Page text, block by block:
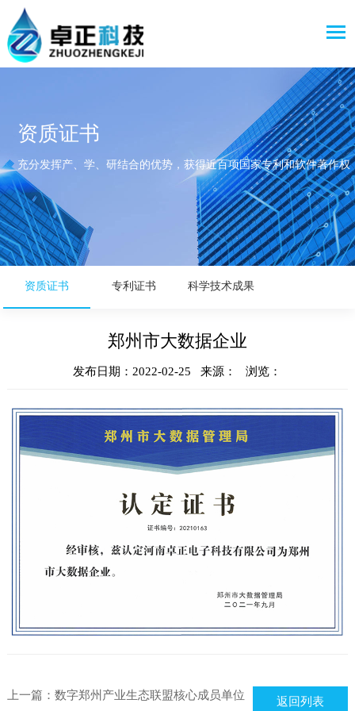
资质证书
充分发挥产、学、研结合的优势，获得近百项国家专利和软件著作权
资质证书 专利证书 科学技术成果
郑州市大数据企业
发布日期：2022-02-25 来源： 浏览：
上一篇： 数字郑州产业生态联盟核心成员单位 返回列表